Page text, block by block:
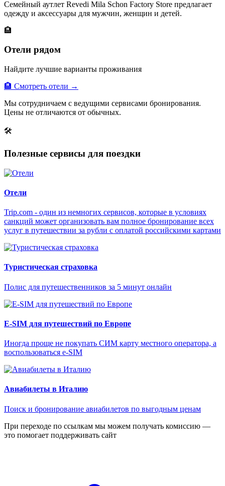
Семейный аутлет Revedi Mila Schon Factory Store предлагает
одежду и аксессуары для мужчин, женщин и детей.
🏨
Отели рядом
Найдите лучшие варианты проживания
🏨 Смотреть отели →
Мы сотрудничаем с ведущими сервисами бронирования.
Цены не отличаются от обычных.
🛠
Полезные сервисы для поездки
Отели
Trip.com - один из немногих сервисов, которые в условиях
санкций может организовать вам полное бронирование всех
услуг в путешествии за рубли с оплатой российскими картами
Туристическая страховка
Полис для путешественников за 5 минут онлайн
E-SIM для путешествий по Европе
Иногда проще не покупать СИМ карту местного оператора, а
воспользоваться e-SIM
Авиабилеты в Италию
Поиск и бронирование авиабилетов по выгодным ценам
При переходе по ссылкам мы можем получать комиссию —
это помогает поддерживать сайт